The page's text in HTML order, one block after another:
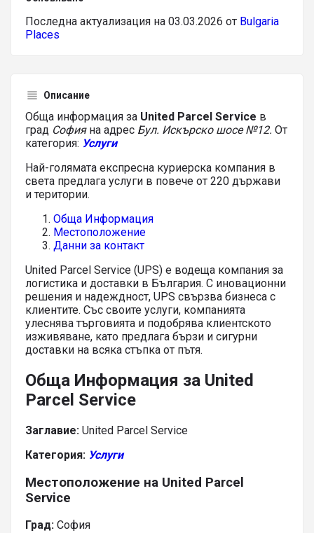
Последна актуализация на 03.03.2026 от Bulgaria
Places
Описание
Обща информация за United Parcel Service в
град София на адрес Бул. Искърско шосе №12. От
категория: Услуги
Най-голямата експресна куриерска компания в
света предлага услуги в повече от 220 държави
и територии.
Обща Информация
Местоположение
Данни за контакт
United Parcel Service (UPS) е водеща компания за
логистика и доставки в България. С иновационни
решения и надеждност, UPS свързва бизнеса с
клиентите. Със своите услуги, компанията
улеснява търговията и подобрява клиентското
изживяване, като предлага бързи и сигурни
доставки на всяка стъпка от пътя.
Обща Информация за United
Parcel Service
Заглавие: United Parcel Service
Категория: Услуги
Местоположение на United Parcel
Service
Град: София